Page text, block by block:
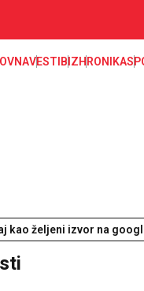
VESTI BIZHRONIKA
kao željeni izvor na